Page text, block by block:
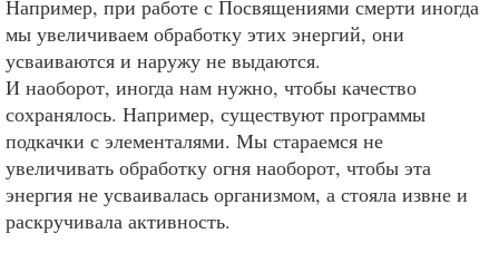
Например, при работе с Посвящениями смерти иногда
мы увеличиваем обработку этих энергий, они
усваиваются и наружу не выдаются.
И наоборот, иногда нам нужно, чтобы качество
сохранялось. Например, существуют программы
подкачки с элементалями. Мы стараемся не
увеличивать обработку огня наоборот, чтобы эта
энергия не усваивалась организмом, а стояла извне и
раскручивала активность.